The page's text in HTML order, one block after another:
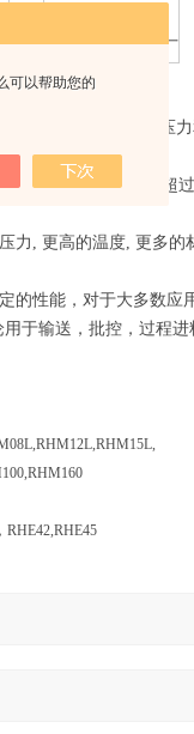
可以帮助您的
更多材质咨询工厂
过程连接
况的流量测量。高压
产、市场方面拥有超
力, 更高的温度, 更多
的性能，对于大多数
于输送，批控，过程
RHE42,RHE45